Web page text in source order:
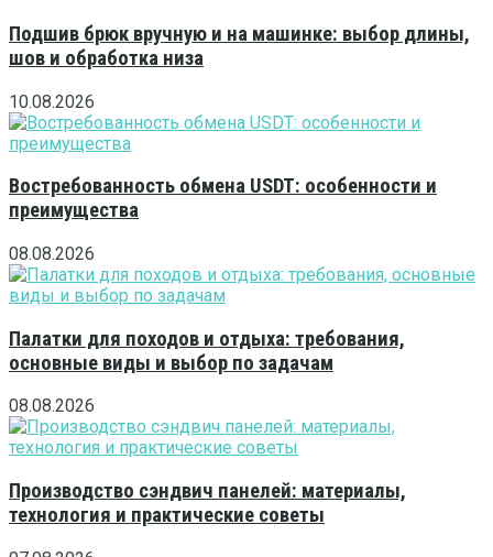
Подшив брюк вручную и на машинке: выбор длины,
шов и обработка низа
10.08.2026
Востребованность обмена USDT: особенности и
преимущества
08.08.2026
Палатки для походов и отдыха: требования,
основные виды и выбор по задачам
08.08.2026
Производство сэндвич панелей: материалы,
технология и практические советы